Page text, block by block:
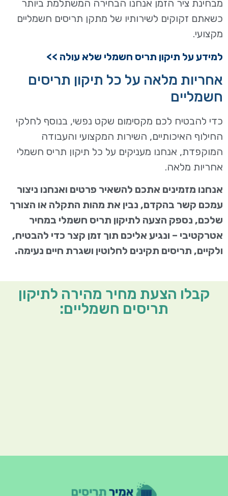
מבחינת ציר הזמן אנחנו הבחירה המשתלמת ביותר
כשאתם זקוקים לשירותיו של מתקן תריסים חשמליים
מקצועי.
למידע על תיקון תריס חשמלי שלא עולה >>
אחריות מלאה על כל תיקון תריסים
חשמליים
כדי להבטיח לכם מקסימום שקט נפשי, בנוסף לחלקי
החילוף האיכותיים, השירות המקצועי והעבודה
המוקפדת, אנחנו מעניקים על כל תיקון תריס חשמלי
אחריות מלאה.
אנחנו מזמינים אתכם להשאיר פרטים ואנחנו ניצור
עמכם קשר בהקדם, נבין את מהות התקלה או הצורך
שלכם, נספק הצעה לתיקון תריס חשמלי במחיר
אטרקטיבי – ונגיע אליכם תוך זמן קצר כדי להבטיח,
ולקיים, תריסים תקינים לחלוטין ושגרת חיים נעימה.
קבלו הצעת מחיר מהירה לתיקון
תריסים חשמליים: